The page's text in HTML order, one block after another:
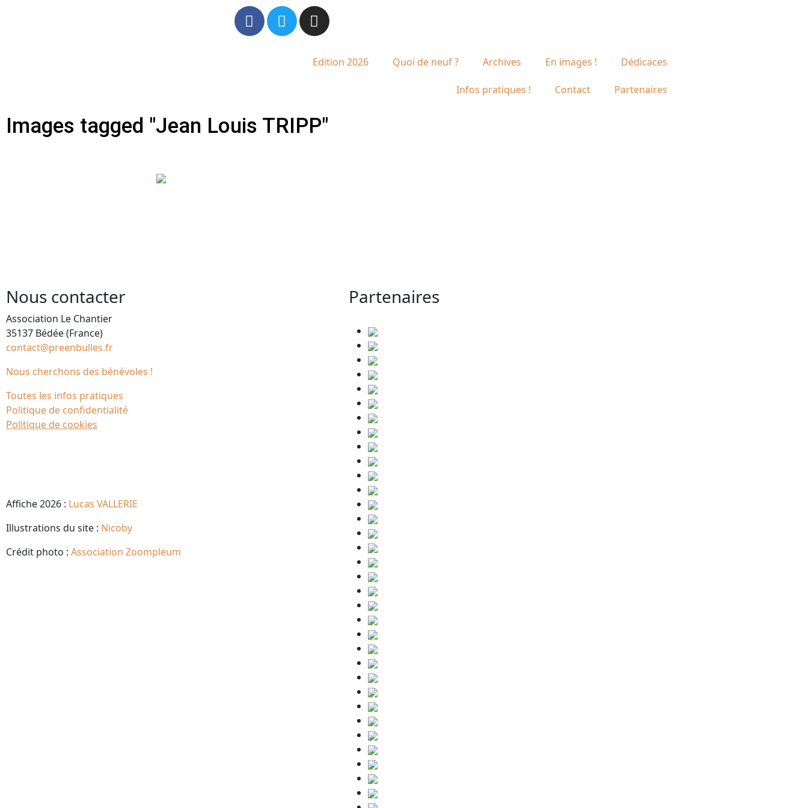
Edition 2026 Quoi de neuf ? Archives En images ! Dédicaces
Infos pratiques ! Contact Partenaires
Images tagged "Jean Louis TRIPP"
Nous contacter
Association Le Chantier
35137 Bédée (France)
contact@preenbulles.fr
Nous cherchons des bénévoles !
Toutes les infos pratiques
Politique de confidentialité
Politique de cookies
Affiche 2026 : Lucas VALLERIE
Illustrations du site : Nicoby
Crédit photo : Association Zoompleum
Partenaires